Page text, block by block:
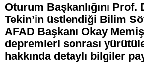
Oturum Başkanlığını Prof.
Tekin’in üstlendiği Bilim
AFAD Başkanı Okay
depremleri sonrası
hakkında detaylı bilgiler